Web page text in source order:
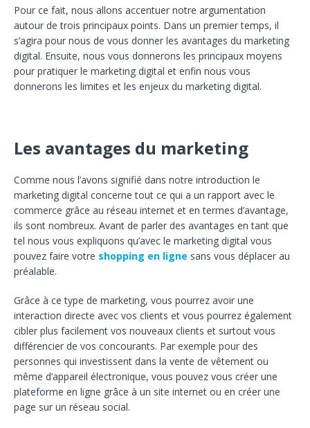
Pour ce fait, nous allons accentuer notre argumentation
autour de trois principaux points. Dans un premier temps, il
s’agira pour nous de vous donner les avantages du marketing
digital. Ensuite, nous vous donnerons les principaux moyens
pour pratiquer le marketing digital et enfin nous vous
donnerons les limites et les enjeux du marketing digital.
Les avantages du marketing
Comme nous l’avons signifié dans notre introduction le
marketing digital concerne tout ce qui a un rapport avec le
commerce grâce au réseau internet et en termes d’avantage,
ils sont nombreux. Avant de parler des avantages en tant que
tel nous vous expliquons qu’avec le marketing digital vous
pouvez faire votre shopping en ligne sans vous déplacer au
préalable.
Grâce à ce type de marketing, vous pourrez avoir une
interaction directe avec vos clients et vous pourrez également
cibler plus facilement vos nouveaux clients et surtout vous
différencier de vos concourants. Par exemple pour des
personnes qui investissent dans la vente de vêtement ou
même d’appareil électronique, vous pouvez vous créer une
plateforme en ligne grâce à un site internet ou en créer une
page sur un réseau social.